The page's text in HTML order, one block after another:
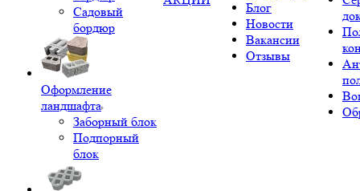
Садовый
бордюр
Оформление
ландшафта
Заборный блок
Подпорный
блок
Блог
Новости
Вакансии
Отзывы